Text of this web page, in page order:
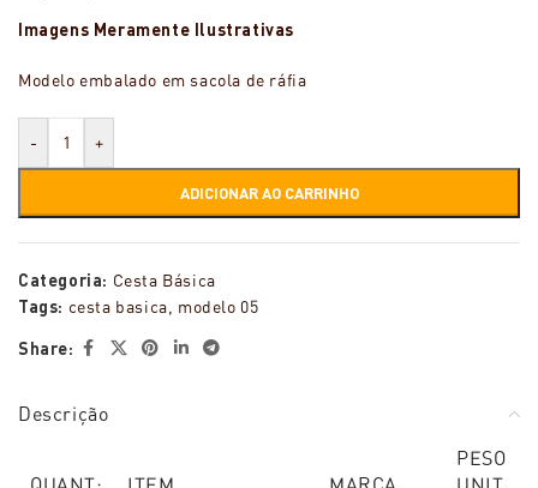
Imagens Meramente Ilustrativas
Modelo embalado em sacola de ráfia
- +
ADICIONAR AO CARRINHO
Categoria: Cesta Básica
Tags: cesta basica, modelo 05
Share:
Descrição
PESO